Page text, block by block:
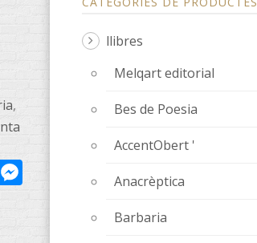
,
Messenger
llibres
Melqart editorial
Bes de Poesia
AccentObert '
Anacrèptica
Barbaria